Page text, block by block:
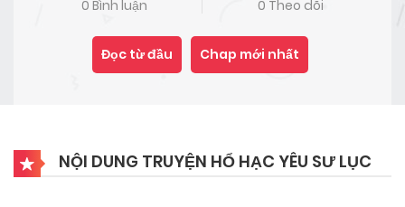
0 Bình luận 0 Theo dõi
Đọc từ đầu Chap mới nhất
NỘI DUNG TRUYỆN HỔ HẠC YÊU SƯ LỤC